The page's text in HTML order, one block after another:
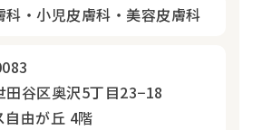
科・小児皮膚科・美容皮膚科
田谷区奥沢5丁目23−18
自由が丘 4階